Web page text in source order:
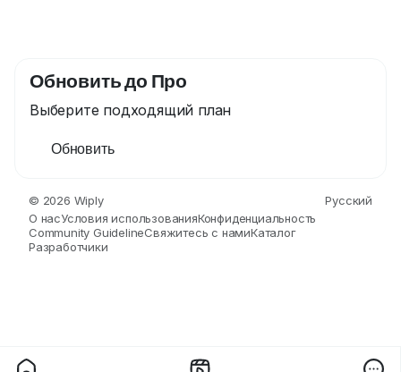
Обновить до Про
Выберите подходящий план
Обновить
© 2026 Wiply
Русский
О насУсловия использованияКонфиденциальность
Community GuidelineСвяжитесь с намиКаталог
Разработчики